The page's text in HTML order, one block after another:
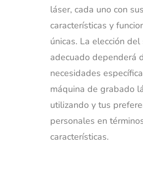
láser, cada uno con
características y
únicas. La elección
adecuado dependerá
necesidades
máquina de grabado
utilizando y tus
personales en
características.